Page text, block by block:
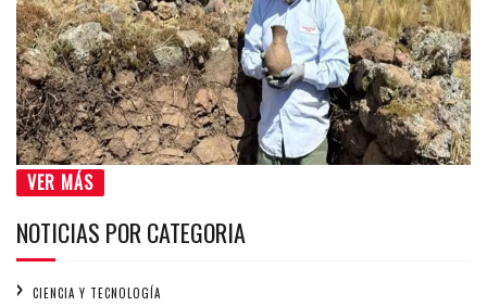
VER MÁS
NOTICIAS POR CATEGORIA
CIENCIA Y TECNOLOGÍA